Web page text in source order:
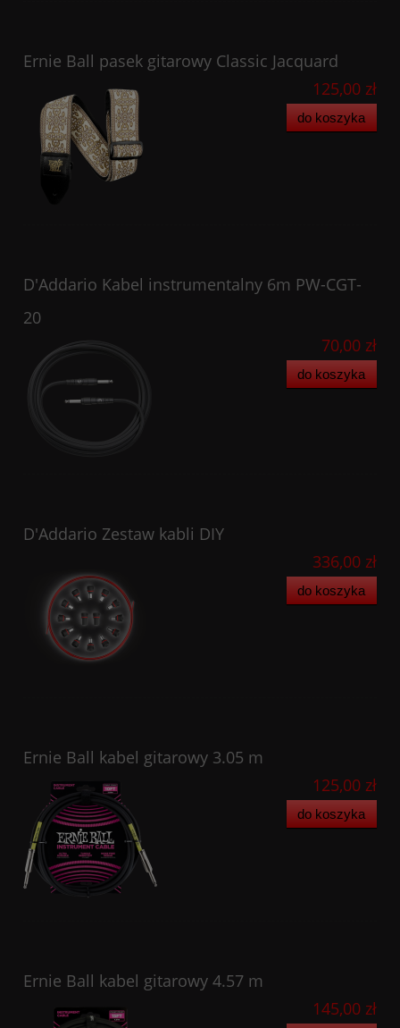
Ernie Ball pasek gitarowy Classic Jacquard
125,00 zł
do koszyka
D'Addario Kabel instrumentalny 6m PW-CGT-
20
70,00 zł
do koszyka
D'Addario Zestaw kabli DIY
336,00 zł
do koszyka
Ernie Ball kabel gitarowy 3.05 m
125,00 zł
do koszyka
Ernie Ball kabel gitarowy 4.57 m
145,00 zł